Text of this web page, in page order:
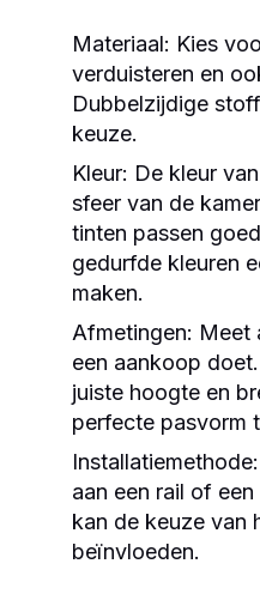
Materiaal: Kies
verduisteren en
Dubbelzijdige
keuze.
Kleur: De kleur
sfeer van de
tinten passen
gedurfde kleuren
maken.
Afmetingen: Meet
een aankoop
juiste hoogte en
perfecte pasvorm
Installatiemethode:
aan een rail of
kan de keuze van
beïnvloeden.